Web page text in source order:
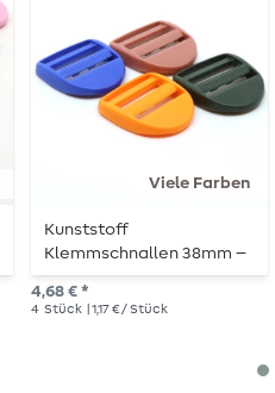
Viele Farben
Kunststoff
Klemmschnallen 38mm –
4 Stück
4,68 € *
4 Stück | 1,17 € / Stück